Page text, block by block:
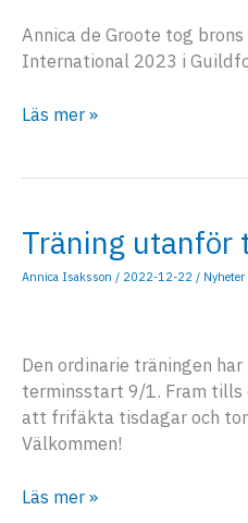
Annica de Groote tog
International 2023 i
Brons
Läs mer »
Träning utanför
Annica Isaksson / 2022-12-22 / Nyheter
Den ordinarie träningen
terminsstart 9/1. Fram tills
att frifäkta tisdagar och
Välkommen!
Träning
Läs mer »